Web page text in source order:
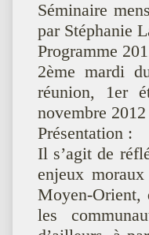
Séminaire
par Stéphanie
Programme
2ème mardi
réunion, 1er
novembre
Présentation :
Il s’agit de
enjeux
Moyen-Orient,
les